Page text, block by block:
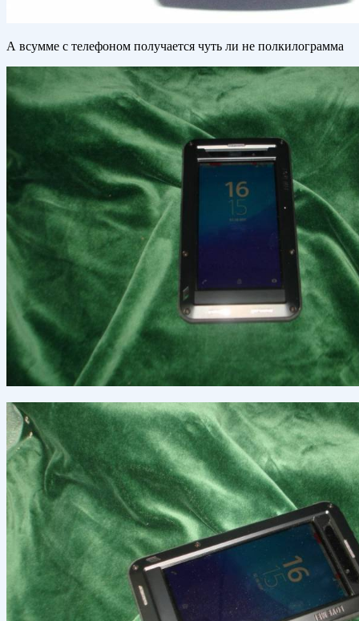
А всумме с телефоном получается чуть ли не полкилограмма